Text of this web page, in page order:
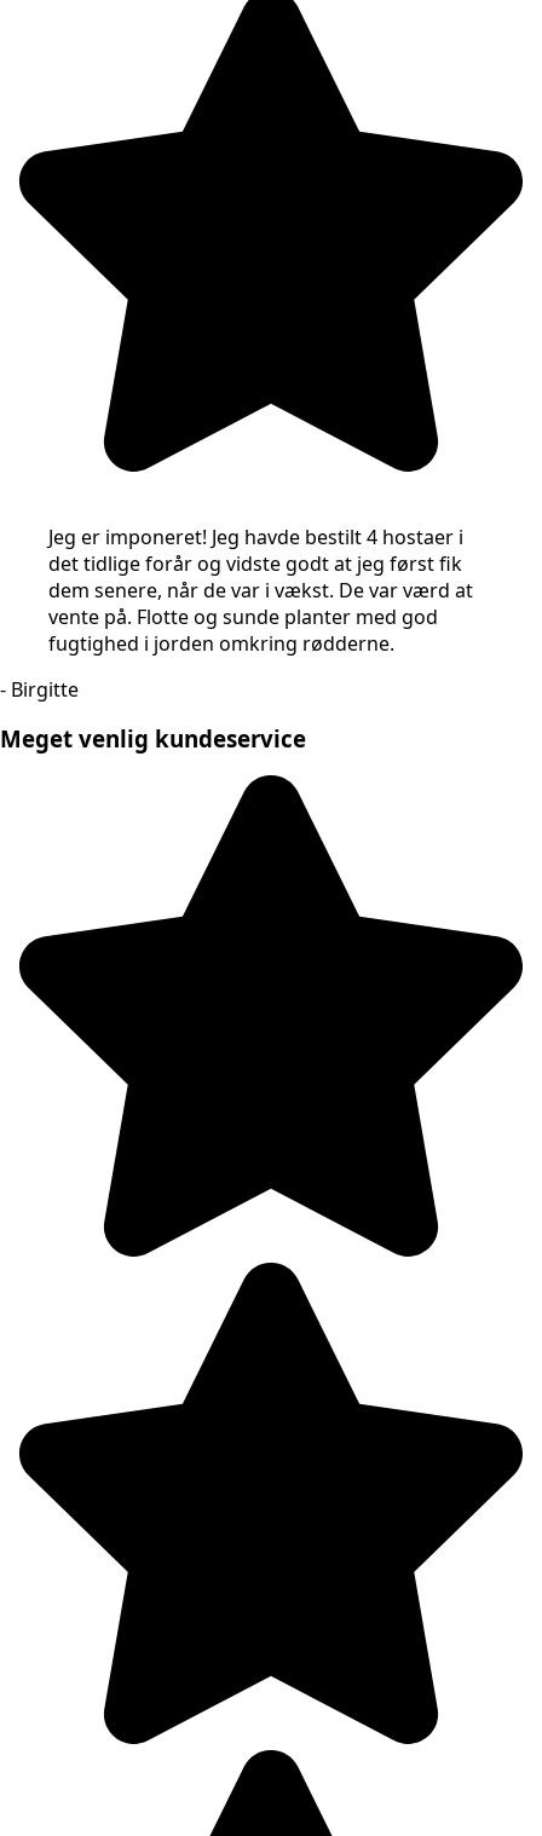
Jeg er imponeret! Jeg havde bestilt 4 hostaer i
det tidlige forår og vidste godt at jeg først fik
dem senere, når de var i vækst. De var værd at
vente på. Flotte og sunde planter med god
fugtighed i jorden omkring rødderne.
- Birgitte
Meget venlig kundeservice